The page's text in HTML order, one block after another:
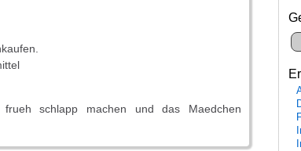
schlapp machen und das Maedchen